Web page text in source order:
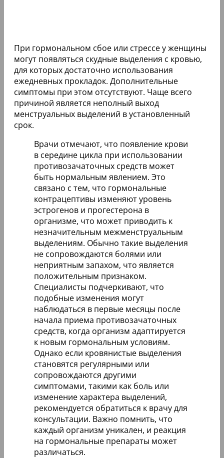
При гормональном сбое или стрессе у женщины
могут появляться скудные выделения с кровью,
для которых достаточно использования
ежедневных прокладок. Дополнительные
симптомы при этом отсутствуют. Чаще всего
причиной является неполный выход
менструальных выделений в установленный
срок.
Врачи отмечают, что появление крови
в середине цикла при использовании
противозачаточных средств может
быть нормальным явлением. Это
связано с тем, что гормональные
контрацептивы изменяют уровень
эстрогенов и прогестерона в
организме, что может приводить к
незначительным межменструальным
выделениям. Обычно такие выделения
не сопровождаются болями или
неприятным запахом, что является
положительным признаком.
Специалисты подчеркивают, что
подобные изменения могут
наблюдаться в первые месяцы после
начала приема противозачаточных
средств, когда организм адаптируется
к новым гормональным условиям.
Однако если кровянистые выделения
становятся регулярными или
сопровождаются другими
симптомами, такими как боль или
изменение характера выделений,
рекомендуется обратиться к врачу для
консультации. Важно помнить, что
каждый организм уникален, и реакция
на гормональные препараты может
различаться.